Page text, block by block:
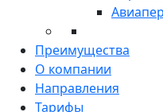
Преимущества
О компании
Направления
Тарифы